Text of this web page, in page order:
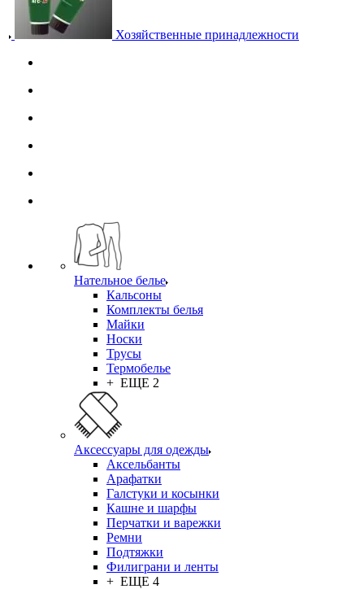
Хозяйственные принадлежности
Нательное белье
Кальсоны
Комплекты белья
Майки
Носки
Трусы
Термобелье
+ ЕЩЕ 2
Аксессуары для одежды
Аксельбанты
Арафатки
Галстуки и косынки
Кашне и шарфы
Перчатки и варежки
Ремни
Подтяжки
Филиграни и ленты
+ ЕЩЕ 4